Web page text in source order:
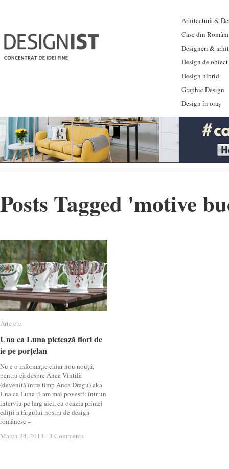
Arhitectură &
Case din
Designeri &
Design de obiect
Design hibrid
Graphic Design
Design în oraș
Posts Tagged 'motive
Arte etc.
Una ca Luna pictează flori de
ie pe porțelan
Nu e o informație chiar nou nouță,
pentru că despre Anca Vintilă
(devenită între timp Anca Dragu) aka
Una ca Luna ți-am mai povestit într-un
interviu pe larg aici, cu ocazia primei
ediții a târgului nostru de design
românesc –
March 24, 2013 / 3 Comments
Arte etc.
Una ca Luna pictează flori de
ie pe porțelan
March 24, 2013 / 3 Comments